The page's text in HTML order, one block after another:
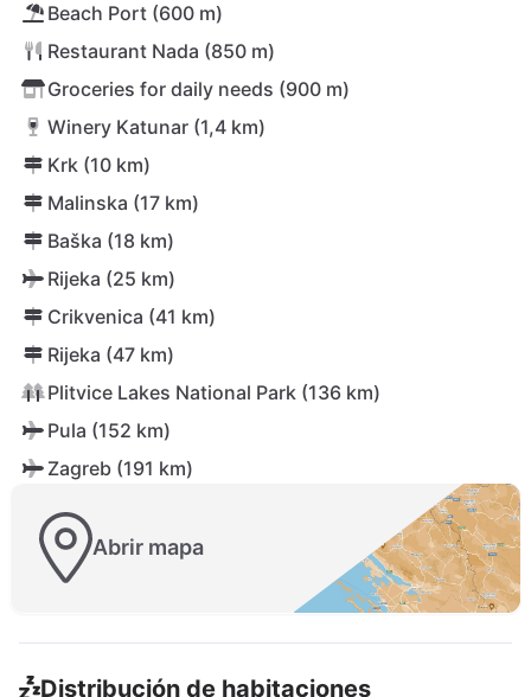
Beach Port (600 m)
Restaurant Nada (850 m)
Groceries for daily needs (900 m)
Winery Katunar (1,4 km)
Krk (10 km)
Malinska (17 km)
Baška (18 km)
Rijeka (25 km)
Crikvenica (41 km)
Rijeka (47 km)
Plitvice Lakes National Park (136 km)
Pula (152 km)
Zagreb (191 km)
Abrir mapa
Distribución de habitaciones